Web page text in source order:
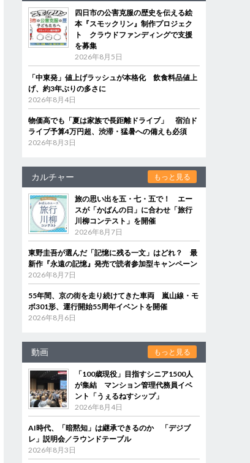
四日市の公害克服の歴史を伝える絵
本『スモックリン』制作プロジェク
ト クラウドファンディングで支援
を募集
2026年8月5日
「中東発」値上げラッシュが本格化 飲食料品値上
げ、約3年ぶりの多さに
2026年8月4日
物価高でも「夏は家族で長距離ドライブ」 宿泊ド
ライブ予算4万円超、渋滞・猛暑への備えも必須
2026年8月3日
カルチャー もっと見る
旅の思い出を五・七・五で！ エー
スが「かばんの日」に合わせ「旅行
川柳コンテスト」を開催
2026年8月7日
東野圭吾が選んだ「記憶に残る一文」はどれ？ 最
新作『永遠の記憶』発売で読者参加型キャンペーン
2026年8月7日
55年間、京の街を走り続けてきた車両 嵐山線・モ
ボ301形、運行開始55周年イベントを開催
2026年8月6日
動画 もっと見る
「100歳現役」目指すシニア1500人
が集結 マンション管理代務員イベ
ント「うぇるねすシップ」
2026年8月4日
AI時代、「暗黙知」は継承できるのか 「デジブ
レ」説明会／ラウンドテーブル
2026年8月3日